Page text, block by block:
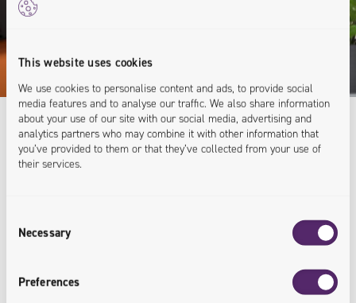
This website uses cookies
We use cookies to personalise content and ads, to provide social
media features and to analyse our traffic. We also share information
about your use of our site with our social media, advertising and
analytics partners who may combine it with other information that
you’ve provided to them or that they’ve collected from your use of
their services.
Selection
Necessary
Preferences
Expert Knowledge
As you can see, we've gained a lot of knowledge over
the years - and we love to share! Let's talk about how
we can help you.